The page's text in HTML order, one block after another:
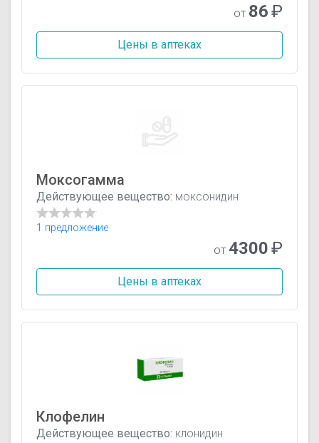
от 86₽
Цены в аптеках
Моксогамма
Действующее вещество: моксонидин
1 предложение
от 4300₽
Цены в аптеках
Клофелин
Действующее вещество: клонидин